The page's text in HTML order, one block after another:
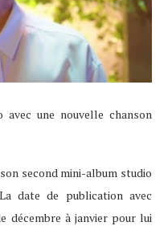
une nouvelle chanson
second mini-album studio
date de publication avec
décembre à janvier pour lui